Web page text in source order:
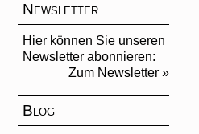
Newsletter
Hier können Sie unseren
Newsletter abonnieren:
Zum Newsletter »
Blog